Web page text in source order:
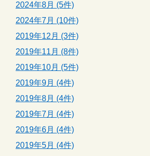
2024年8月 (5件)
2024年7月 (10件)
2019年12月 (3件)
2019年11月 (8件)
2019年10月 (5件)
2019年9月 (4件)
2019年8月 (4件)
2019年7月 (4件)
2019年6月 (4件)
2019年5月 (4件)